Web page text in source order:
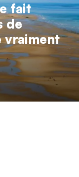
fait
de
vraiment